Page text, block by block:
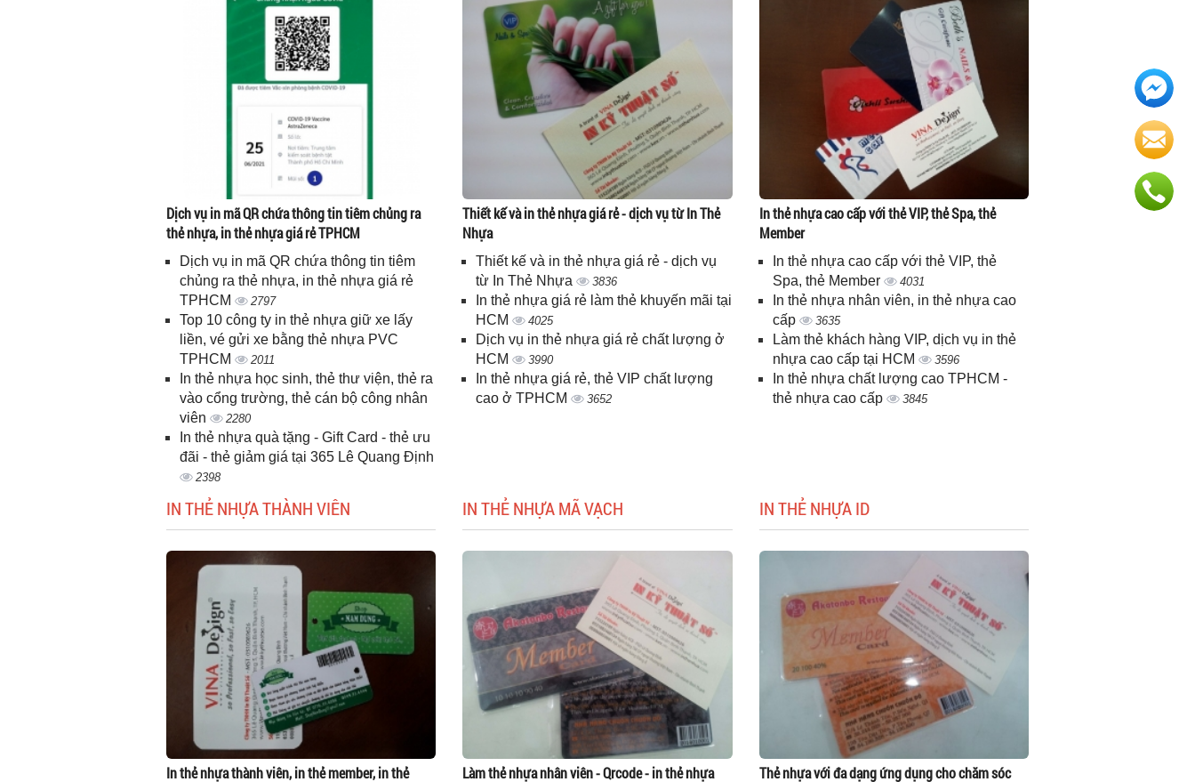
Dịch vụ in mã QR chứa thông tin tiêm chủng ra
thẻ nhựa, in thẻ nhựa giá rẻ TPHCM
Dịch vụ in mã QR chứa thông tin tiêm
chủng ra thẻ nhựa, in thẻ nhựa giá rẻ
TPHCM
2797
Top 10 công ty in thẻ nhựa giữ xe lấy
liền, vé gửi xe bằng thẻ nhựa PVC
TPHCM
2011
In thẻ nhựa học sinh, thẻ thư viện, thẻ ra
vào cổng trường, thẻ cán bộ công nhân
viên
2280
In thẻ nhựa quà tặng - Gift Card - thẻ ưu
đãi - thẻ giảm giá tại 365 Lê Quang Định
2398
Thiết kế và in thẻ nhựa giá rẻ - dịch vụ từ In Thẻ
Nhựa
Thiết kế và in thẻ nhựa giá rẻ - dịch vụ
từ In Thẻ Nhựa
3836
In thẻ nhựa giá rẻ làm thẻ khuyến mãi tại
HCM
4025
Dịch vụ in thẻ nhựa giá rẻ chất lượng ở
HCM
3990
In thẻ nhựa giá rẻ, thẻ VIP chất lượng
cao ở TPHCM
3652
In thẻ nhựa cao cấp với thẻ VIP, thẻ Spa, thẻ
Member
In thẻ nhựa cao cấp với thẻ VIP, thẻ
Spa, thẻ Member
4031
In thẻ nhựa nhân viên, in thẻ nhựa cao
cấp
3635
Làm thẻ khách hàng VIP, dịch vụ in thẻ
nhựa cao cấp tại HCM
3596
In thẻ nhựa chất lượng cao TPHCM -
thẻ nhựa cao cấp
3845
IN THẺ NHỰA THÀNH VIÊN
In thẻ nhựa thành viên, in thẻ member, in thẻ
IN THẺ NHỰA MÃ VẠCH
Làm thẻ nhựa nhân viên - Qrcode - in thẻ nhựa
IN THẺ NHỰA ID
Thẻ nhựa với đa dạng ứng dụng cho chăm sóc